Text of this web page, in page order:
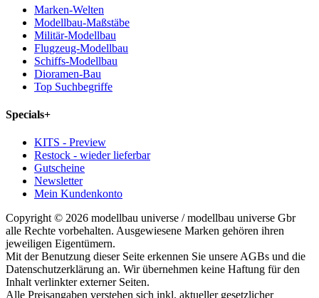
Marken-Welten
Modellbau-Maßstäbe
Militär-Modellbau
Flugzeug-Modellbau
Schiffs-Modellbau
Dioramen-Bau
Top Suchbegriffe
Specials+
KITS - Preview
Restock - wieder lieferbar
Gutscheine
Newsletter
Mein Kundenkonto
Copyright © 2026 modellbau universe / modellbau universe Gbr
alle Rechte vorbehalten. Ausgewiesene Marken gehören ihren
jeweiligen Eigentümern.
Mit der Benutzung dieser Seite erkennen Sie unsere AGBs und die
Datenschutzerklärung an. Wir übernehmen keine Haftung für den
Inhalt verlinkter externer Seiten.
Alle Preisangaben verstehen sich inkl. aktueller gesetzlicher